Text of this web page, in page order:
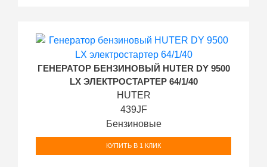
ГЕНЕРАТОР БЕНЗИНОВЫЙ HUTER DY 9500
LX ЭЛЕКТРОСТАРТЕР 64/1/40
HUTER
439JF
Бензиновые
КУПИТЬ В 1 КЛИК